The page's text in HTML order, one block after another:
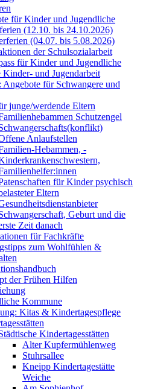
für Kinder und Jugendliche
(12.10. bis 24.10.2026)
(04.07. bis 5.08.2026)
der Schulsozialarbeit
für Kinder und Jugendliche
Kinder- und Jugendarbeit
für Schwangere und
junge/werdende Eltern
Schutzengel
Anlaufstellen
Hebammen, -
für Kinder psychisch
Eltern
Geburt und die
Zeit danach
für Fachkräfte
zum Wohlfühlen &
der Frühen Hilfen
Kommune
Kitas & Kindertagespflege
Kindertagesstätten
Alter Kupfermühlenweg
Stuhrsallee
Kneipp Kindertagestätte
Weiche